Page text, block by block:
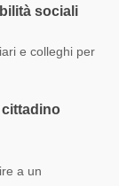
sociali
e colleghi per
cittadino
a un